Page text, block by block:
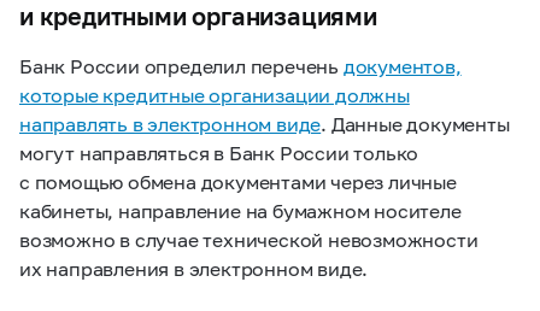
и кредитными организациями
Банк России определил перечень документов,
которые кредитные организации должны
направлять в электронном виде. Данные документы
могут направляться в Банк России только
с помощью обмена документами через личные
кабинеты, направление на бумажном носителе
возможно в случае технической невозможности
их направления в электронном виде.